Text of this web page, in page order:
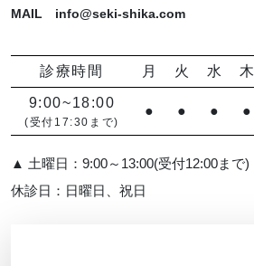
MAIL info@seki-shika.com
診療時間 月 火 水 木
9:00~18:00
(受付17:30まで)
● ● ● ●
▲ 土曜日：9:00～13:00(受付12:00まで)
休診日：日曜日、祝日